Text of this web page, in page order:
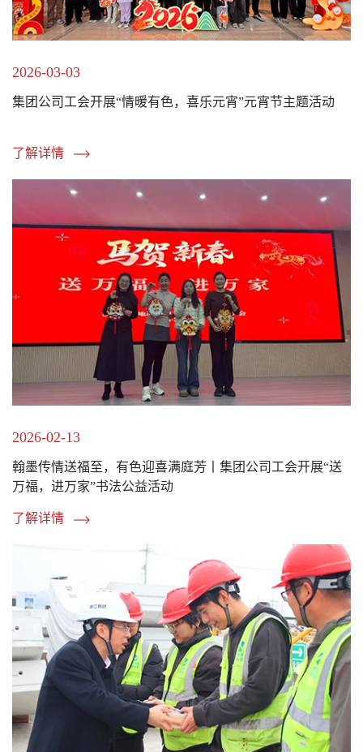
2026-03-03
集团公司工会开展“情暖有色，喜乐元宵”元宵节主题活动
了解详情
2026-02-13
翰墨传情送福至，有色迎喜满庭芳丨集团公司工会开展“送
万福，进万家”书法公益活动
了解详情